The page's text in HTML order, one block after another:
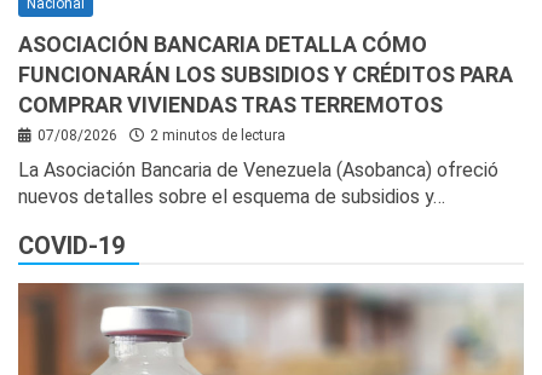
Nacional
ASOCIACIÓN BANCARIA DETALLA CÓMO
FUNCIONARÁN LOS SUBSIDIOS Y CRÉDITOS PARA
COMPRAR VIVIENDAS TRAS TERREMOTOS
07/08/2026 2 minutos de lectura
La Asociación Bancaria de Venezuela (Asobanca) ofreció
nuevos detalles sobre el esquema de subsidios y…
COVID-19